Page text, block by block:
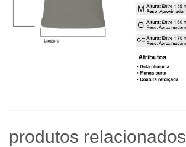
produtos relacionados